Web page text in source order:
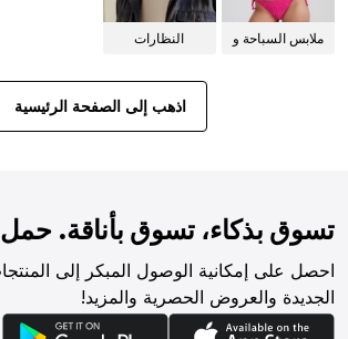
ملابس السباحة و
النظارات
اذهب إلى الصفحة الرئيسية
تسوق بذكاء، تسوق بأناقة. حمل
احصل على إمكانية الوصول المبكر إلى
الجديدة والعروض الحصرية والمزيد!